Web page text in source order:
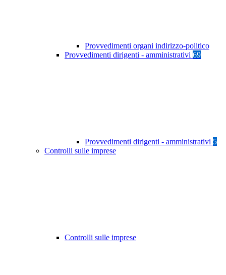
Provvedimenti organi indirizzo-politico
Provvedimenti dirigenti - amministrativi 69
Provvedimenti dirigenti - amministrativi 5
Controlli sulle imprese
Controlli sulle imprese